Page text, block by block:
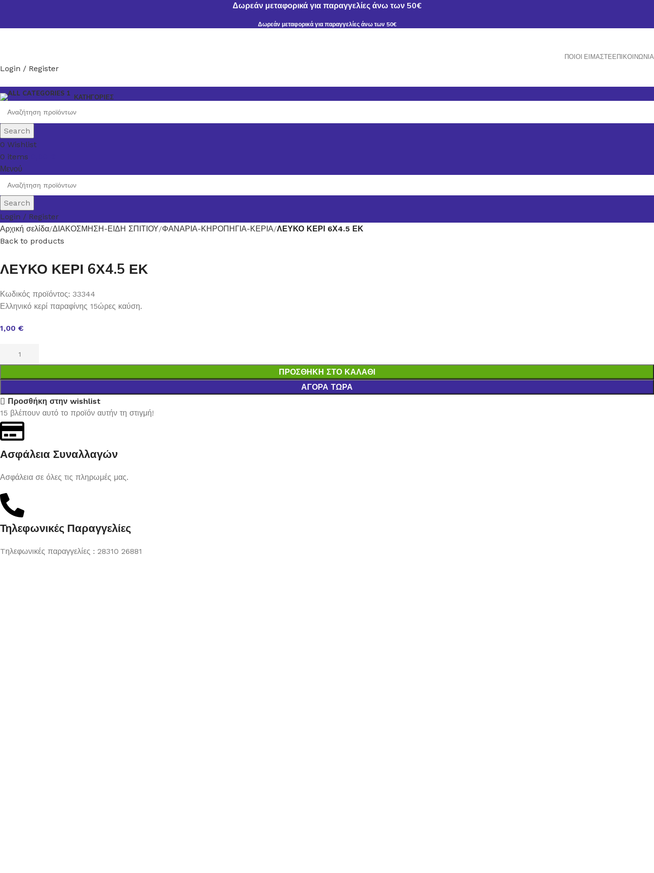
Δωρεάν μεταφορικά για παραγγελίες άνω των 50€
Δωρεάν μεταφορικά για παραγγελίες άνω των 50€
ΠΟΙΟΙ ΕΊΜΑΣΤΕΕΠΙΚΟΙΝΩΝΊΑ
Login / Register
ΚΑΤΗΓΟΡΙΕΣ
Search
0 Wishlist
0 items
Μενού
Search
Login / Register
Αρχική σελίδα ΔΙΑΚΟΣΜΗΣΗ-ΕΙΔΗ ΣΠΙΤΙΟΥ ΦΑΝΑΡΙΑ-ΚΗΡΟΠΗΓΙΑ-ΚΕΡΙΑ ΛΕΥΚΟ ΚΕΡΙ 6Χ4.5 ΕΚ
Back to products
ΛΕΥΚΟ ΚΕΡΙ 6Χ4.5 ΕΚ
Κωδικός προϊόντος: 33344
Ελληνικό κερί παραφίνης 15ώρες καύση.
1,00 €
ΠΡΟΣΘΉΚΗ ΣΤΟ ΚΑΛΆΘΙ
ΑΓΟΡΆ ΤΏΡΑ
Προσθήκη στην wishlist
15 βλέπουν αυτό το προϊόν αυτήν τη στιγμή!
Ασφάλεια Συναλλαγών
Ασφάλεια σε όλες τις πληρωμές μας.
Τηλεφωνικές Παραγγελίες
Tηλεφωνικές παραγγελίες : 28310 26881